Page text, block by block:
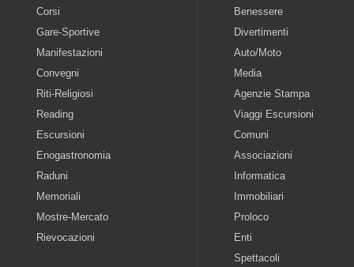
Corsi
Gare-Sportive
Manifestazioni
Convegni
Riti-Religiosi
Reading
Escursioni
Enogastronomia
Raduni
Memoriali
Mostre-Mercato
Rievocazioni
Benessere
Divertimenti
Auto/Moto
Media
Agenzie Stampa
Viaggi Escursioni
Comuni
Associazioni
Informatica
Immobiliari
Proloco
Enti
Spettacoli